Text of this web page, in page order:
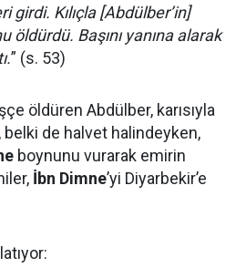
girdi. Kılıçla [Abdülber’in]
öldürdü. Başını yanına alarak
” (s. 53)
öldüren Abdülber, karısıyla
de halvet halindeyken,
boynunu vurarak emirin
İbn Dimne’yi Diyarbekir’e